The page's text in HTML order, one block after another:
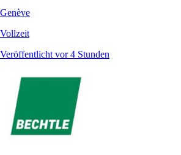
Genève
Vollzeit
Veröffentlicht vor 4 Stunden